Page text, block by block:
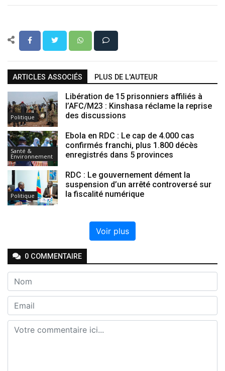
ARTICLES ASSOCIÉS PLUS DE L'AUTEUR
Politique
Libération de 15 prisonniers affiliés à
l’AFC/M23 : Kinshasa réclame la reprise
des discussions
Santé &
Environnement
Ebola en RDC : Le cap de 4.000 cas
confirmés franchi, plus 1.800 décès
enregistrés dans 5 provinces
Politique
RDC : Le gouvernement dément la
suspension d’un arrêté controversé sur
la fiscalité numérique
Voir plus
0 COMMENTAIRE